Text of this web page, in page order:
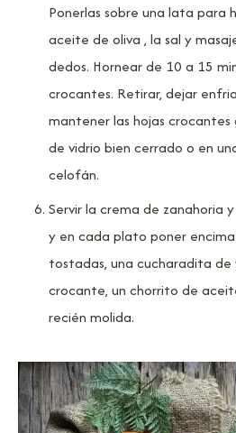
Ponerlas sobre una lata para
aceite de oliva , la sal y
dedos. Hornear de 10 a 15
crocantes. Retirar, dejar
mantener las hojas
de vidrio bien cerrado o en
celofán.
Servir la crema de zanahoria
y en cada plato poner
tostadas, una cucharadita de
crocante, un chorrito de
recién molida.